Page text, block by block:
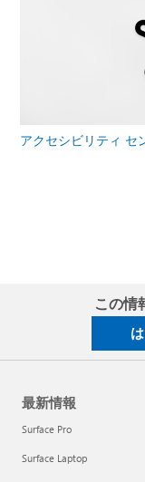
アクセシビリティ セ
この情
最新情報
Surface Pro
Surface Laptop